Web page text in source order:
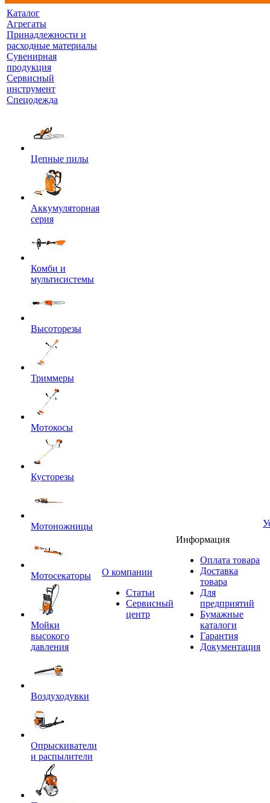
Каталог
Агрегаты
Принадлежности и
расходные материалы
Сувенирная
продукция
Сервисный
инструмент
Спецодежда
Цепные пилы
Аккумуляторная
серия
Комби и
мультисистемы
Высоторезы
Триммеры
Мотокосы
Кусторезы
Мотоножницы
Мотосекаторы
Мойки
высокого
давления
Воздуходувки
Опрыскиватели
и распылители
O компании
Статьи
Сервисный
центр
Информация
Оплата товара
Доставка
товара
Для
предприятий
Бумажные
каталоги
Гарантия
Документация